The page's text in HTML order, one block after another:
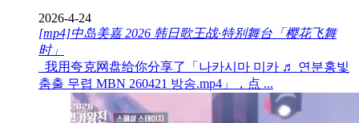
2026-4-24
[mp4]中岛美嘉 2026 韩日歌王战·特别舞台「樱花飞舞
时」
我用夸克网盘给你分享了「나카시마 미카 ♬ 연분홍빛
춤출 무렵 MBN 260421 방송.mp4」，点 ...